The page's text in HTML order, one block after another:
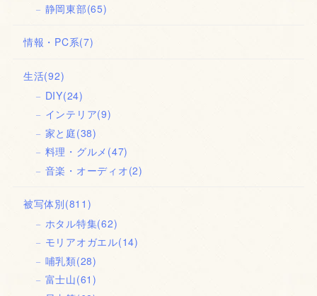
静岡東部(65)
情報・PC系(7)
生活(92)
DIY(24)
インテリア(9)
家と庭(38)
料理・グルメ (47)
音楽・オーディオ(2)
被写体別(811)
ホタル特集(62)
モリアオガエル(14)
哺乳類(28)
富士山(61)